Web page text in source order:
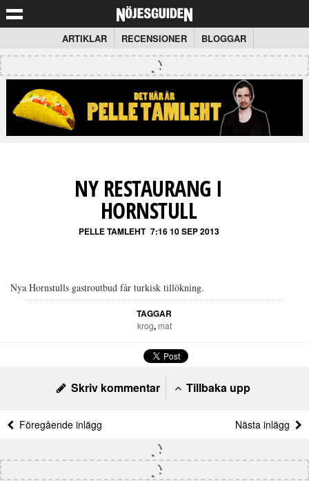
ARTIKLAR RECENSIONER BLOGGAR
NY RESTAURANG I
HORNSTULL
PELLE TAMLEHT 7:16 10 SEP 2013
Nya Hornstulls gastroutbud får turkisk tillökning.
TAGGAR
krog,mat
Skriv kommentar Tillbaka upp
Föregående inlägg Nästa inlägg